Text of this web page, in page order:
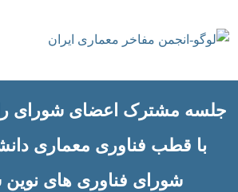
مشترک اعضای شورای
با قطب فناوری معماری دانشگاه
شورای فناوری های نوین